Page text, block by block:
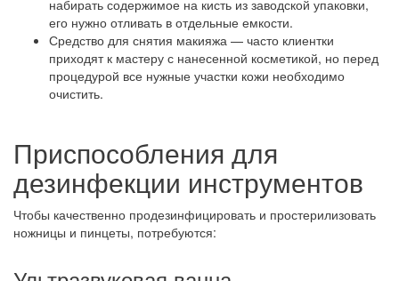
набирать содержимое на кисть из заводской упаковки,
его нужно отливать в отдельные емкости.
Средство для снятия макияжа — часто клиентки
приходят к мастеру с нанесенной косметикой, но перед
процедурой все нужные участки кожи необходимо
очистить.
Приспособления для
дезинфекции инструментов
Чтобы качественно продезинфицировать и простерилизовать
ножницы и пинцеты, потребуются: